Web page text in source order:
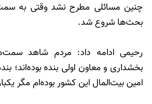
چنین مسائلی مطرح نشد وقتی به
بحث‌ها شروع شد.
رحیمی ادامه داد: مردم شاهد
بخشداری و معاون اولی بنده بوده‌اند؛
امین بیت‌المال این کشور بوده‌ام مگر